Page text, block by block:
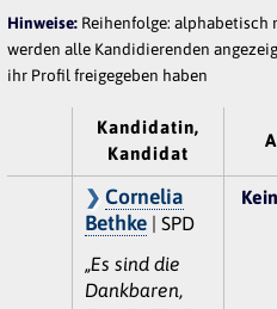
Hinweise: Reihenfolge: alphabetisch
werden alle Kandidierenden
ihr Profil freigegeben haben
Kandidatin,
Kandidat
Cornelia
Bethke| SPD
„Es sind die
Dankbaren,